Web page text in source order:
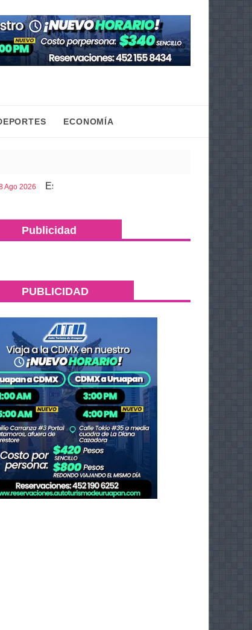
ECONOMÍA
es lo que debes llevar en la cajuela para viajar seguro
Publicidad
PUBLICIDAD